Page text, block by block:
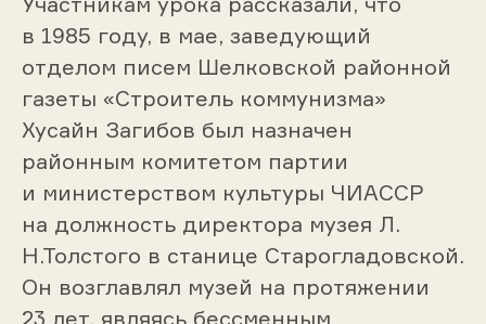
в 1985 году, в мае, заведующий
отделом писем Шелковской районной
газеты «Строитель коммунизма»
Хусайн Загибов был назначен
районным комитетом партии
и министерством культуры ЧИАССР
на должность директора музея Л.
Н.Толстого в станице Старогладовской.
Он возглавлял музей на протяжении
23 лет, являясь бессменным